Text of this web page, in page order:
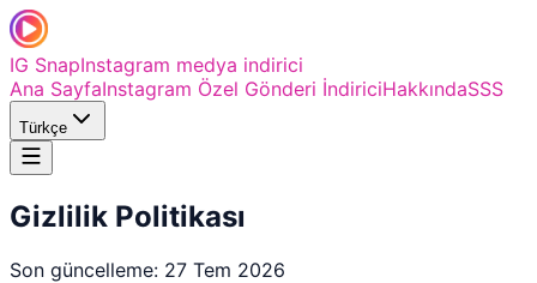
IG SnapInstagram medya indirici
Ana SayfaInstagram Özel Gönderi İndiriciHakkındaSSS
Türkçe
Gizlilik Politikası
Son güncelleme: 27 Tem 2026